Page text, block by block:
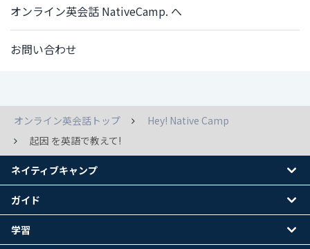
オンライン英会話 NativeCamp. へ
お問い合わせ
オンライン英会話トップ
Hey! Native Camp
起因 を英語で教えて!
ネイティブキャンプ
ガイド
学習